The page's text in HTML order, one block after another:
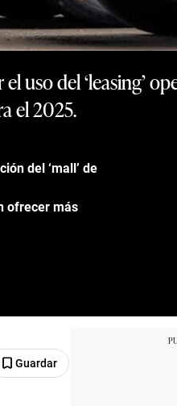
uso del ‘leasing’
el 2025.
del ‘mall’ de
ofrecer más
Guardar